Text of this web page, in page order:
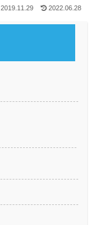
2019.11.29 2022.06.28